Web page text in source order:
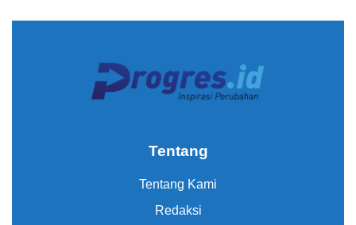
Tentang
Tentang Kami
Redaksi